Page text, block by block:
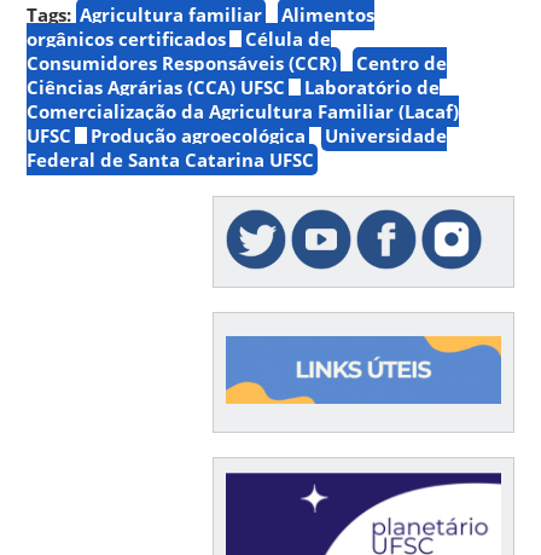
Tags: Agricultura familiar
Alimentos
orgânicos certificados
Célula de
Consumidores Responsáveis (CCR)
Centro de
Ciências Agrárias (CCA) UFSC
Laboratório de
Comercialização da Agricultura Familiar (Lacaf)
UFSC
Produção agroecológica
Universidade
Federal de Santa Catarina UFSC